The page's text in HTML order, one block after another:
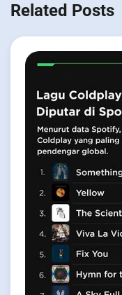
Related Posts